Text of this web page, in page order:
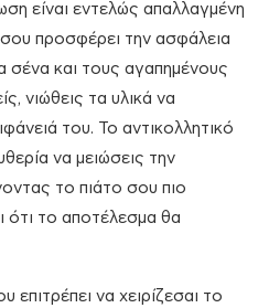
είναι εντελώς απαλλαγμένη
προσφέρει την ασφάλεια
σένα και τους αγαπημένους
νιώθεις τα υλικά να
του. Το αντικολλητικό
να μειώσεις την
το πιάτο σου πιο
ότι το αποτέλεσμα θα
να χειρίζεσαι το